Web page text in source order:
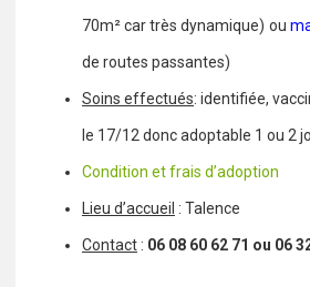
70m² car très dynamique) ou
de routes passantes)
Soins effectués: identifiée,
le 17/12 donc adoptable 1 ou 2
Condition et frais d’adoption
Lieu d’accueil : Talence
Contact : 06 08 60 62 71 ou 06